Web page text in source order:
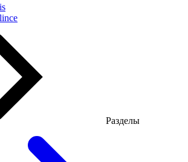
Разделы